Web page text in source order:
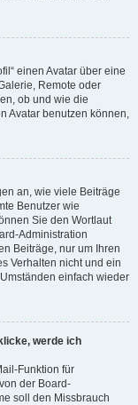
einen Avatar über eine
Remote oder
ob und wie die
Avatar benutzen können,
an, wie viele Beiträge
Benutzer wie
Sie den Wortlaut
Administration
Beiträge, nur um Ihren
Verhalten nicht und ein
einfach wieder
werde ich
Funktion für
der Board-
soll den Missbrauch